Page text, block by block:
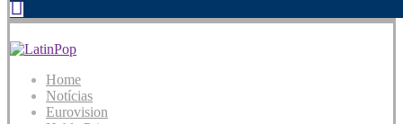
Home
Notícias
Eurovision